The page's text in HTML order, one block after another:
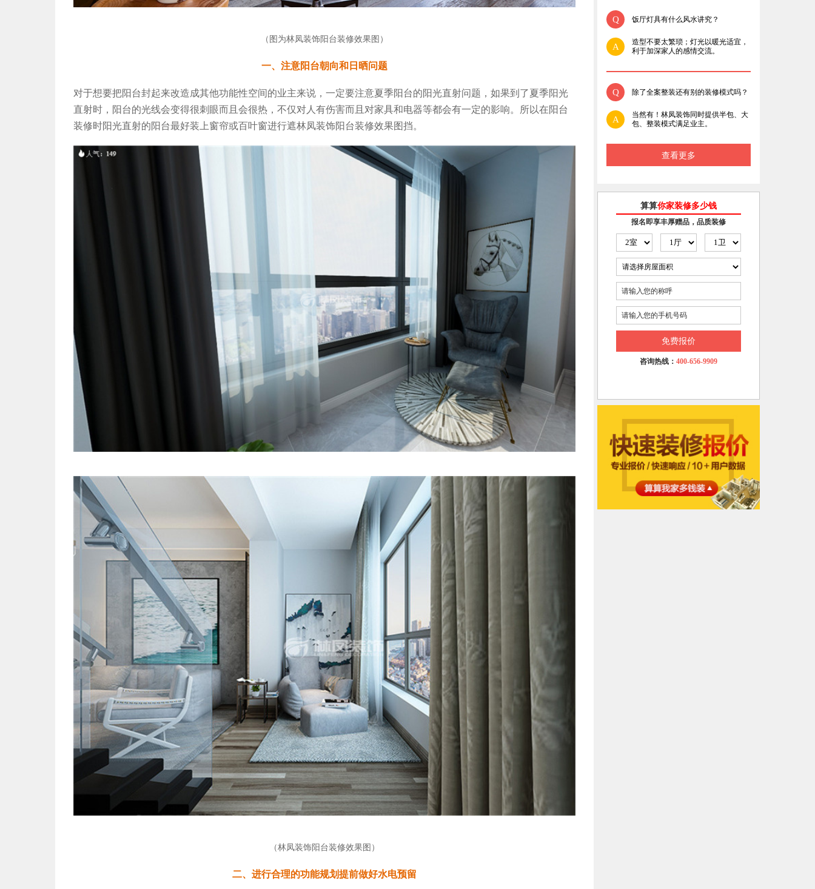
（图为林凤装饰阳台装修效果图）
一、注意阳台朝向和日晒问题
对于想要把阳台封起来改造成其他功能性空间的业主来说，一定要注意夏季阳台的阳光直射问题，如果到了夏季阳光
直射时，阳台的光线会变得很刺眼而且会很热，不仅对人有伤害而且对家具和电器等都会有一定的影响。所以在阳台
装修时阳光直射的阳台最好装上窗帘或百叶窗进行遮林凤装饰阳台装修效果图挡。
（林凤装饰阳台装修效果图）
二、进行合理的功能规划提前做好水电预留
Q 饭厅灯具有什么风水讲究？
A
造型不要太繁琐；灯光以暖光适宜，
利于加深家人的感情交流。
Q 除了全案整装还有别的装修模式吗？
A
当然有！林凤装饰同时提供半包、大
包、整装模式满足业主。
查看更多
算算你家装修多少钱
报名即享丰厚赠品，品质装修
免费报价
咨询热线： 400-656-9909